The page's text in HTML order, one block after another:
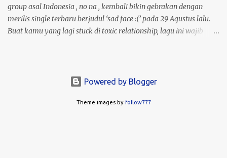
group asal Indonesia , no na , kembali bikin gebrakan dengan
merilis single terbaru berjudul ‘sad face :(’ pada 29 Agustus lalu.
Buat kamu yang lagi stuck di toxic relationship, lagu ini wajib
sebagai unreleased track di panggung Head In The Clouds 2025 .
musik digital. Siapa sih no na ? Mereka adalah girl group fresh
Powered by Blogger
Theme images by follow777